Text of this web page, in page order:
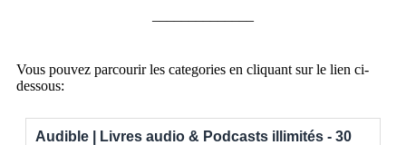
Vous pouvez parcourir les categories en cliquant sur le lien ci-
dessous:
Audible | Livres audio & Podcasts illimités - 30